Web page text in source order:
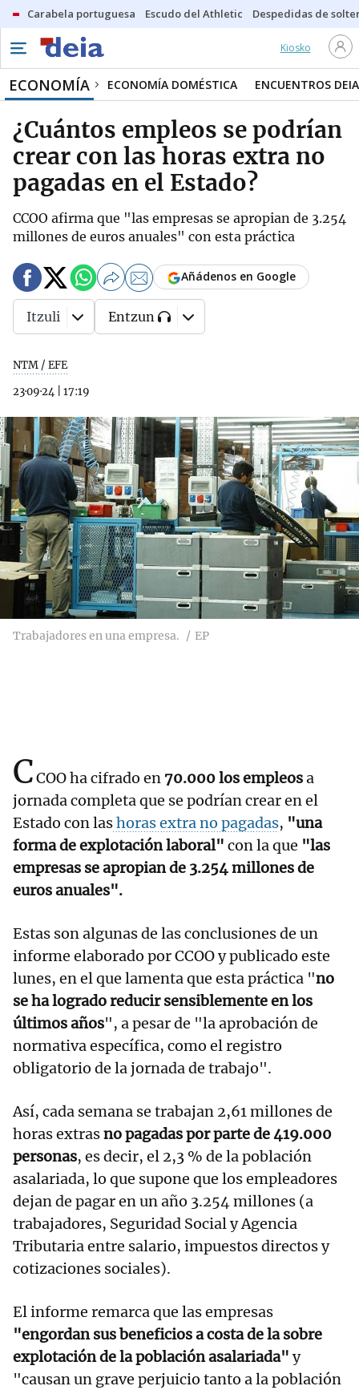
Carabela portuguesa Escudo del Athletic Despedidas de
Kiosko
ECONOMÍA ECONOMÍA DOMÉSTICA ENCUENTROS DEIA
¿Cuántos empleos se podrían
crear con las horas extra no
pagadas en el Estado?
CCOO afirma que "las empresas se apropian de 3.254
millones de euros anuales" con esta práctica
NTM / EFE
23·09·24
17:19
Añádenos en Google
Itzuli Entzun
Trabajadores en una empresa. EP
CCOO ha cifrado en 70.000 los empleosa
jornada completa que se podrían crear en el
Estado con lashoras extra no pagadas, "una
forma de explotación laboral" con la que "las
empresas se apropian de 3.254 millones de
euros anuales".
Estas son algunas de las conclusiones de un
informe elaborado por CCOO y publicado este
lunes, en el que lamenta que esta práctica "no
se ha logrado reducir sensiblemente en los
últimos años", a pesar de "la aprobación de
normativa específica, como el registro
obligatorio de la jornada de trabajo".
Así, cada semana se trabajan 2,61 millones de
horas extrasno pagadas por parte de 419.000
personas, es decir, el 2,3 % de la población
asalariada, lo que supone que los empleadores
dejan de pagar en un año 3.254 millones (a
trabajadores, Seguridad Social y Agencia
Tributaria entre salario, impuestos directos y
cotizaciones sociales).
El informe remarca que las empresas
"engordan sus beneficios a costa de la sobre
explotación de la población asalariada" y
"causan un grave perjuicio tanto a la población